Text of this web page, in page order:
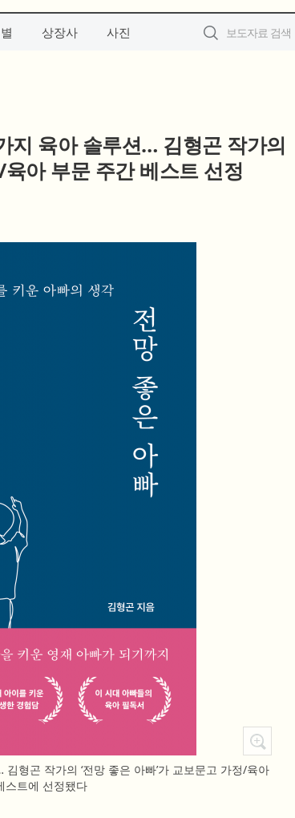
상장사 사진
지 육아 솔루션… 김형곤 작가의
육아 부문 주간 베스트 선정
형곤 작가의 ‘전망 좋은 아빠’가 교보문고 가정/육아
스트에 선정됐다